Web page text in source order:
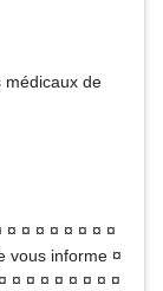
médicaux de
¤ ¤ ¤ ¤ ¤ ¤ ¤ ¤
vous informe ¤
¤ ¤ ¤ ¤ ¤ ¤ ¤ ¤